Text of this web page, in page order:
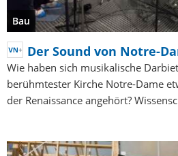
Bau
Der Sound von Notre-
Wie haben sich musikalische
berühmtester Kirche Notre-Dame
der Renaissance angehört?